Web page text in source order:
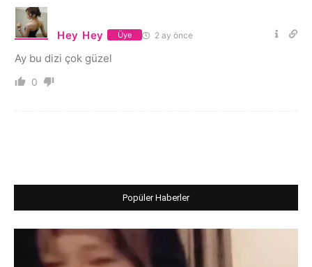
Hey Hey Üye 2 ay önce
Ay bu dizi çok güzel
0
Popüler Haberler